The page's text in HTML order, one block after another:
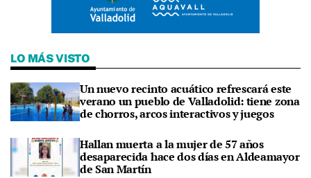
LO MÁS VISTO
Un nuevo recinto acuático refrescará este
verano un pueblo de Valladolid: tiene zona
de chorros, arcos interactivos y juegos
Hallan muerta a la mujer de 57 años
desaparecida hace dos días en Aldeamayor
de San Martín